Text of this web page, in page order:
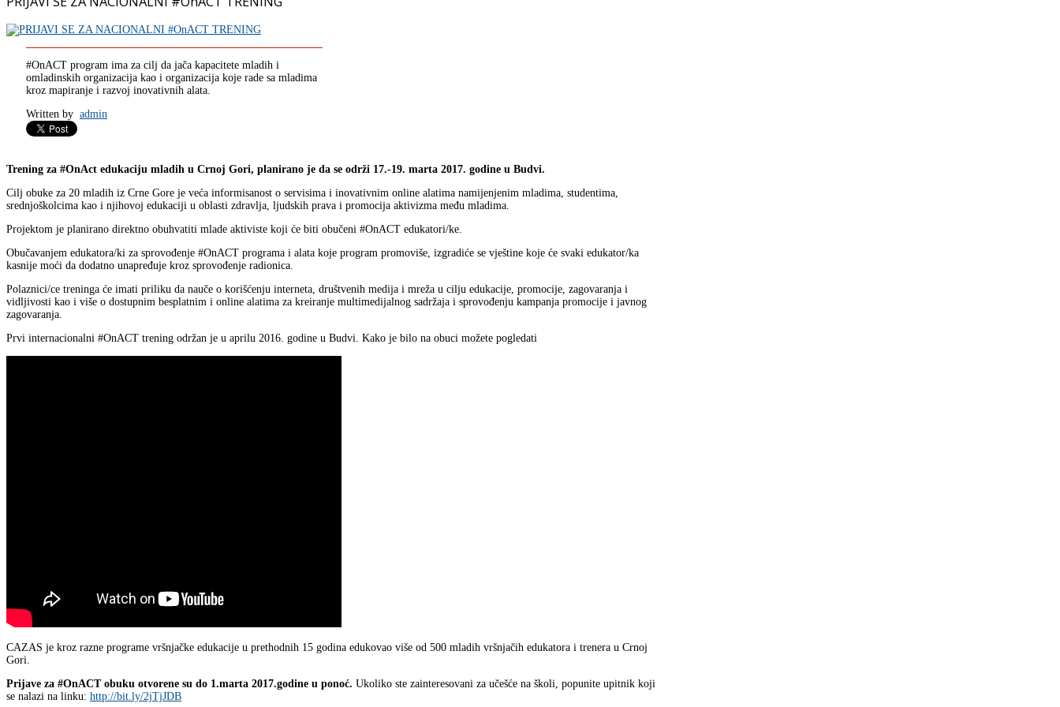
#OnACT program ima za cilj da jača kapacitete mladih i
omladinskih organizacija kao i organizacija koje rade sa mladima
kroz mapiranje i razvoj inovativnih alata.
Written by admin
Trening za #OnAct edukaciju mladih u Crnoj Gori, planirano je da se održi 17.-19. marta 2017. godine u Budvi.
Cilj obuke za 20 mladih iz Crne Gore je veća informisanost o servisima i inovativnim online alatima namijenjenim mladima, studentima,
srednjoškolcima kao i njihovoj edukaciji u oblasti zdravlja, ljudskih prava i promocija aktivizma među mladima.
Projektom je planirano direktno obuhvatiti mlade aktiviste koji će biti obučeni #OnACT edukatori/ke.
Obučavanjem edukatora/ki za sprovođenje #OnACT programa i alata koje program promoviše, izgradiće se vještine koje će svaki edukator/ka
kasnije moći da dodatno unapređuje kroz sprovođenje radionica.
Polaznici/ce treninga će imati priliku da nauče o korišćenju interneta, društvenih medija i mreža u cilju edukacije, promocije, zagovaranja i
vidljivosti kao i više o dostupnim besplatnim i online alatima za kreiranje multimedijalnog sadržaja i sprovođenju kampanja promocije i javnog
zagovaranja.
Prvi internacionalni #OnACT trening održan je u aprilu 2016. godine u Budvi. Kako je bilo na obuci možete pogledati
CAZAS je kroz razne programe vršnjačke edukacije u prethodnih 15 godina edukovao više od 500 mladih vršnjačih edukatora i trenera u Crnoj
Gori.
Prijave za #OnACT obuku otvorene su do 1.marta 2017.godine u ponoć. Ukoliko ste zainteresovani za učešće na školi, popunite upitnik koji
se nalazi na linku: http://bit.ly/2jTjJDB